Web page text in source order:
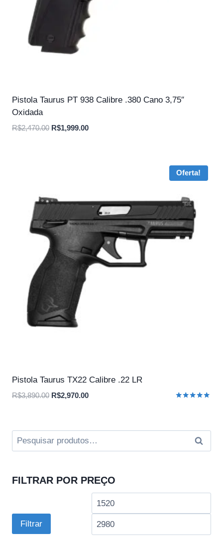
Pistola Taurus PT 938 Calibre .380 Cano 3,75″
Oxidada
R$2,470.00 O
R$1,999.00O
Oferta!
Pistola Taurus TX22 Calibre .22 LR
R$3,890.00 O
era:
R$3,890.00.
R$2,970.00O
é:
R$2,970.00.
Pesquisar
por:
FILTRAR POR PREÇO
Preço
Filtrar